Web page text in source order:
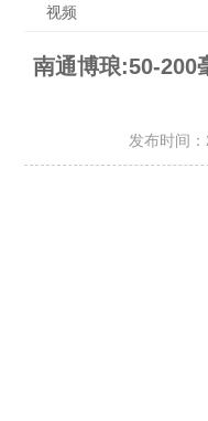
视频
南通博琅:50-200
发布时间：